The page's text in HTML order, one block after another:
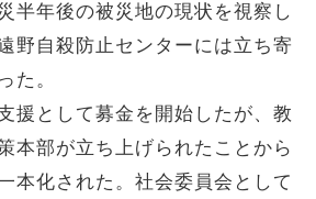
半年後の被災地の現状を視察し
野自殺防止センターには立ち寄
た。
援として募金を開始したが、教
本部が立ち上げられたことから
本化された。社会委員会として